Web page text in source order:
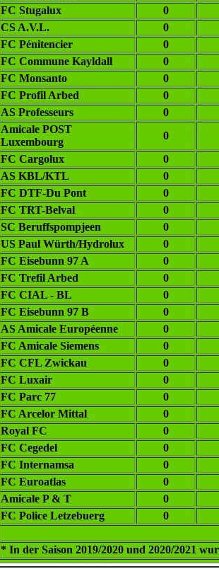
FC Stugalux
0
CS A.V.L.
0
FC Pénitencier
0
FC Commune Kayldall
0
FC Monsanto
0
FC Profil Arbed
0
AS Professeurs
0
Amicale POST
Luxembourg
0
FC Cargolux
0
AS KBL/KTL
0
FC DTF-Du Pont
0
FC TRT-Belval
0
SC Beruffspompjeen
0
US Paul Würth/Hydrolux
0
FC Eisebunn 97 A
0
FC Trefil Arbed
0
FC CIAL - BL
0
FC Eisebunn 97 B
0
AS Amicale Européenne
0
FC Amicale Siemens
0
FC CFL Zwickau
0
FC Luxair
0
FC Parc 77
0
FC Arcelor Mittal
0
Royal FC
0
FC Cegedel
0
FC Internamsa
0
FC Euroatlas
0
Amicale P & T
0
FC Police Letzebuerg
0
* In der Saison 2019/2020 und 2020/2021